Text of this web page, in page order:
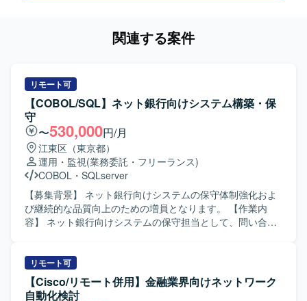
関連する案件
リモート可
【COBOL/SQL】ネット銀行向けシステム構築・保
守
〜530,000円/月
江東区（東京都）
運用・監視(業務委託・フリーランス)
COBOL ・ SQLserver
【募集背景】 ネット銀行向けシステムの保守体制強化およ
び継続的な品質向上のための増員となります。 【作業内
容】 ネット銀行向けシステムの保守担当として、問い合わ
設計以降の一部作業についてはオフショアチームとの連携
を行いながら進行していただきます。 【求める人物像】 主
体的に業務に取り組み、関係者とのコミュニケーションを
リモート可
【Cisco/リモート併用】金融業界向けネットワーク
自動化検討